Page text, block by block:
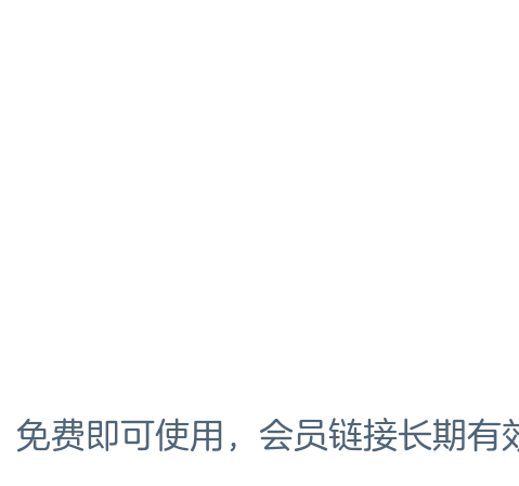
免费即可使用，会员链接长期有